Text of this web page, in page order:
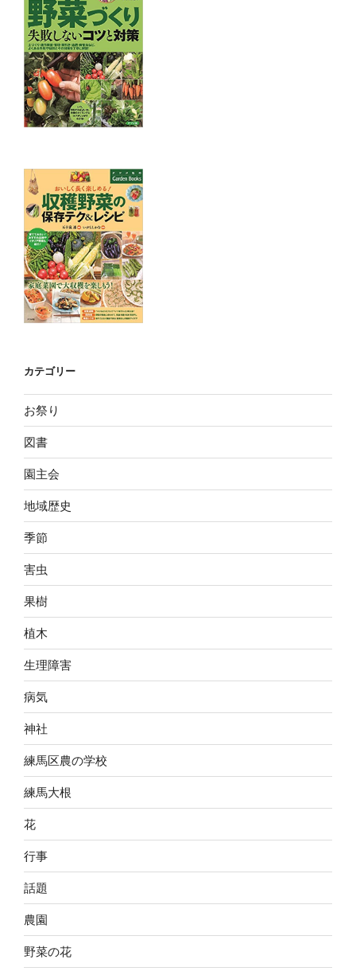
カテゴリー
お祭り
図書
園主会
地域歴史
季節
害虫
果樹
植木
生理障害
病気
神社
練馬区農の学校
練馬大根
花
行事
話題
農園
野菜の花